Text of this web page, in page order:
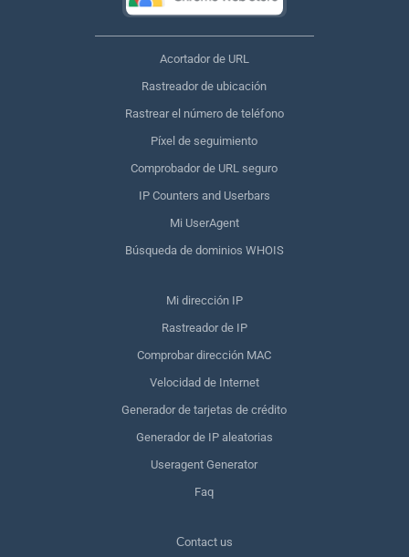
Acortador de URL
Rastreador de ubicación
Rastrear el número de teléfono
Píxel de seguimiento
Comprobador de URL seguro
IP Counters and Userbars
Mi UserAgent
Búsqueda de dominios WHOIS
Mi dirección IP
Rastreador de IP
Comprobar dirección MAC
Velocidad de Internet
Generador de tarjetas de crédito
Generador de IP aleatorias
Useragent Generator
Faq
Сontact us